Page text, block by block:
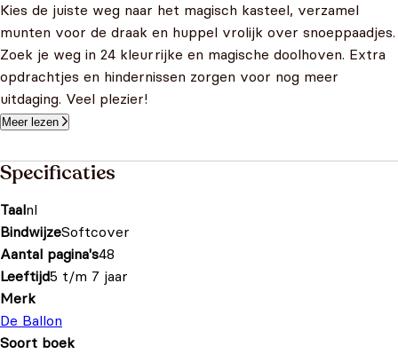
Kies de juiste weg naar het magisch kasteel, verzamel
munten voor de draak en huppel vrolijk over snoeppaadjes.
Zoek je weg in 24 kleurrijke en magische doolhoven. Extra
opdrachtjes en hindernissen zorgen voor nog meer
uitdaging. Veel plezier!
Meer lezen
Specificaties
Taalnl
BindwijzeSoftcover
Aantal pagina's48
Leeftijd5 t/m 7 jaar
Merk
De Ballon
Soort boek